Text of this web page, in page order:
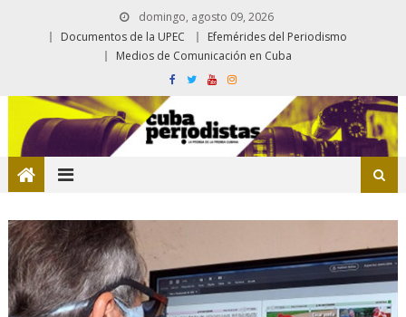
domingo, agosto 09, 2026
Documentos de la UPEC
Efemérides del Periodismo
Medios de Comunicación en Cuba